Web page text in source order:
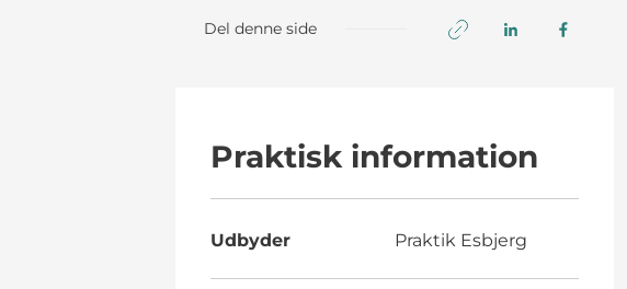
Del denne side
Praktisk information
Udbyder Praktik Esbjerg